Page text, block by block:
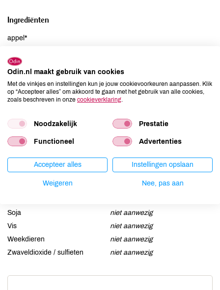
Ingrediënten
appel*
Allergenen
Aardnoten
niet aanwezig
Ei
niet aanwezig
Lactose
niet aanwezig
Lupine
niet aanwezig
niet aanwezig
niet aanwezig
Soja
niet aanwezig
Vis
niet aanwezig
Weekdieren
niet aanwezig
Zwaveldioxide / sulfieten
niet aanwezig
Odin.nl maakt gebruik van cookies
Met de vinkjes en instellingen kun je jouw cookievoorkeuren aanpassen. Klik
op “Accepteer alles” om akkoord te gaan met het gebruik van alle cookies,
zoals beschreven in onze cookieverklaring.
Noodzakelijk Prestatie
Functioneel Advertenties
Accepteer alles Instellingen opslaan
Weigeren Nee, pas aan